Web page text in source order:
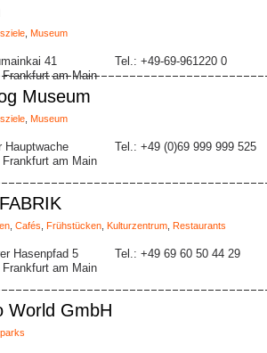
Museum
41
Frankfurt am Main
Tel.: +49-69-961220 0
Museum
Museum
Hauptwache
Frankfurt am Main
Tel.: +49 (0)69 999 999 525
Cafés Frühstücken Kulturzentrum Restaurants
Hasenpfad 5
Frankfurt am Main
Tel.: +49 69 60 50 44 29
World GmbH